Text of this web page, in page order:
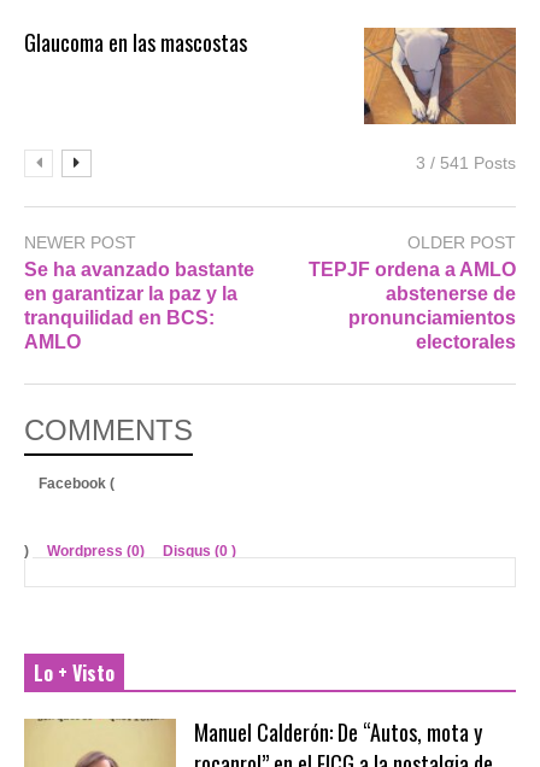
Glaucoma en las mascostas
3 / 541 Posts
NEWER POST
Se ha avanzado bastante
en garantizar la paz y la
tranquilidad en BCS:
AMLO
OLDER POST
TEPJF ordena a AMLO
abstenerse de
pronunciamientos
electorales
COMMENTS
Facebook (
) Wordpress (0) Disqus (0 )
Lo + Visto
Manuel Calderón: De “Autos, mota y